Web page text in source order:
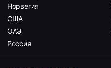
Норвегия
США
ОАЭ
Россия